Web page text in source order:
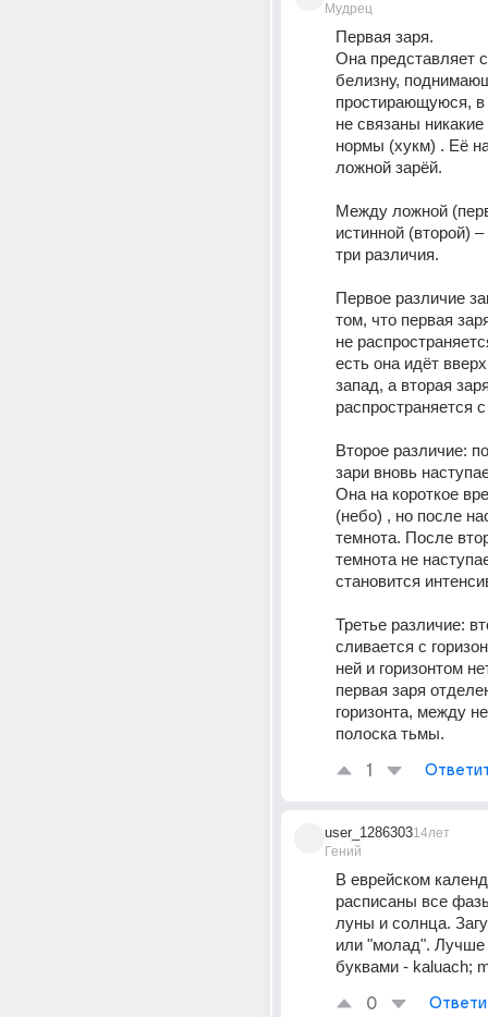
Мудрец
Первая заря.
Она представляет
белизну,
простирающуюся,
не связаны
нормы (хукм) . Её
ложной зарёй.
Между ложной
истинной (второй)
три различия.
Первое различие
том, что первая
не
есть она идёт
запад, а вторая
распространяется
Второе различие:
зари вновь
Она на короткое
(небо) , но после
темнота. После
темнота не
становится
Третье различие:
сливается с
ней и горизонтом
первая заря
горизонта, между
полоска тьмы.
1
user_1286303
Гений
14лет
В еврейском
расписаны все
луны и солнца.
или "молад". Лучше
буквами - kaluach;
0